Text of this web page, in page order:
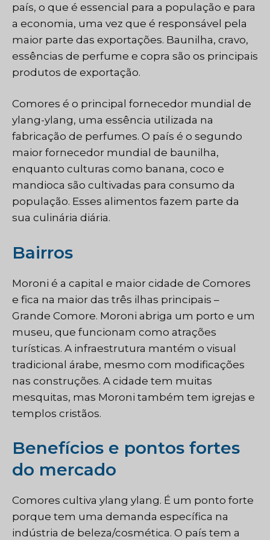
país, o que é essencial para a população e para
a economia, uma vez que é responsável pela
maior parte das exportações. Baunilha, cravo,
essências de perfume e copra são os principais
produtos de exportação.
Comores é o principal fornecedor mundial de
ylang-ylang, uma essência utilizada na
fabricação de perfumes. O país é o segundo
maior fornecedor mundial de baunilha,
enquanto culturas como banana, coco e
mandioca são cultivadas para consumo da
população. Esses alimentos fazem parte da
sua culinária diária.
Bairros
Moroni é a capital e maior cidade de Comores
e fica na maior das três ilhas principais –
Grande Comore. Moroni abriga um porto e um
museu, que funcionam como atrações
turísticas. A infraestrutura mantém o visual
tradicional árabe, mesmo com modificações
nas construções. A cidade tem muitas
mesquitas, mas Moroni também tem igrejas e
templos cristãos.
Benefícios e pontos fortes
do mercado
Comores cultiva ylang ylang. É um ponto forte
porque tem uma demanda específica na
indústria de beleza/cosmética. O país tem a